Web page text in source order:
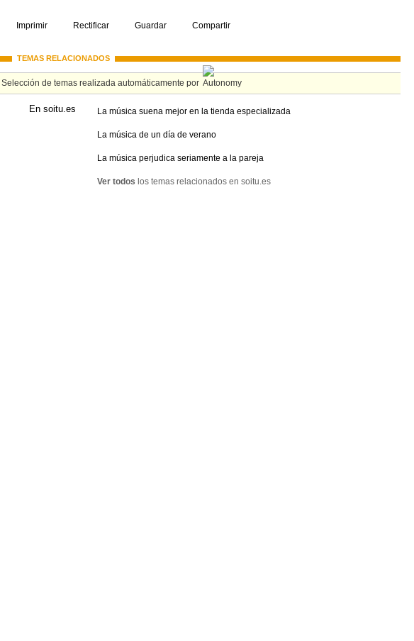
Imprimir Rectificar Guardar Compartir
TEMAS RELACIONADOS
Selección de temas realizada automáticamente por
En soitu.es La música suena mejor en la tienda especializada
La música de un día de verano
La música perjudica seriamente a la pareja
Ver todos los temas relacionados en soitu.es